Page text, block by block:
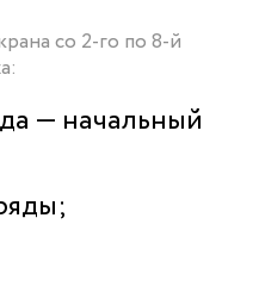
со 2-го по 8-й
— начальный